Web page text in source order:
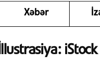
Xəbər
İllustrasiya: iStock